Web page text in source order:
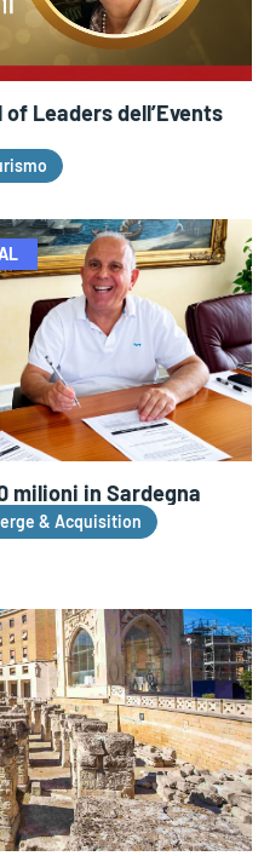
Leaders dell’Events
milioni in Sardegna
& Acquisition